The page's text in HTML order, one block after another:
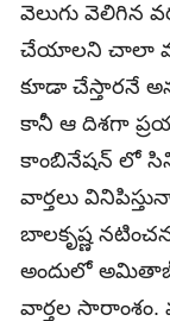
వెలుగు వెలిగిన
చేయాలని చాలా
కూడా చేస్తారనే
కానీ ఆ దిశగా
కాంబినేషన్ లో
వార్తలు
బాలకృష్ణ
అందులో అమితాబ్
వార్తల